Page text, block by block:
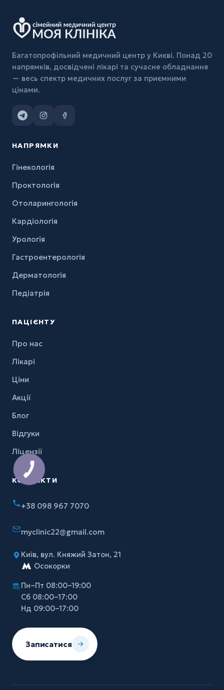
Багатопрофільний медичний центр у Києві. Понад 20
напрямків, досвідчені лікарі та сучасне обладнання
— весь спектр медичних послуг за приємними
цінами.
НАПРЯМКИ
Гінекологія
Проктологія
Отоларингологія
Кардіологія
Урологія
Гастроентерологія
Дерматологія
Педіатрія
ПАЦІЄНТУ
Про нас
Лікарі
Ціни
Акції
Блог
Відгуки
Ліцензії
КОНТАКТИ
+38 098 967 7070
myclinic22@gmail.com
Київ, вул. Княжий Затон, 21
Осокорки
Пн–Пт 08:00–19:00
Сб 08:00–17:00
Нд 09:00–17:00
Записатися